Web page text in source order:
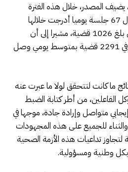
المصدر، خلال هذه الفترة
333 جلسة عن بعد، بمعدل 67 جلسة يوميا أدرجت خلالها
5130 قضية بمعدل يومي بلغ 1026 قضية، مشيرا إلى أن
قضاة المملكة قاموا بالبت في 2291 قضية بمتوسط يومي وصل
ما كانت لتتحقق لولا ما عبرت عنه
الفاعلين، من أطر كتابة الضبط
متواصل وإرادة جادة، موجها في
للجميع على هذه المجهودات
لتجاوز تداعيات هذه الأزمة الصحية
بكل وطنية ومسؤولية.